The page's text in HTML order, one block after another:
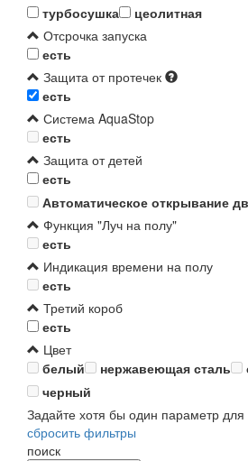
турбосушка
цеолитная
Отсрочка запуска
есть
Защита от протечек
есть
Система AquaStop
есть
Защита от детей
есть
Автоматическое открывание
Функция "Луч на полу"
есть
Индикация времени на полу
есть
Третий короб
есть
Цвет
белый
нержавеющая сталь
черный
Задайте хотя бы один параметр для
сбросить фильтры
поиск